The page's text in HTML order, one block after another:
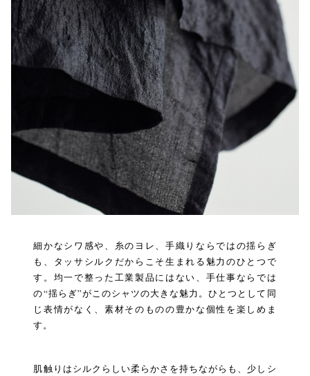
細かなシワ感や、糸のヨレ、手織りならではの揺らぎ
も、タッサシルクだからこそ生まれる魅力のひとつで
す。均一で整った工業製品にはない、手仕事ならでは
の“揺らぎ”がこのシャツの大きな魅力。ひとつとして同
じ表情がなく、素材そのものの豊かな個性を楽しめま
す。
肌触りはシルクらしい柔らかさを持ちながらも、少しシ